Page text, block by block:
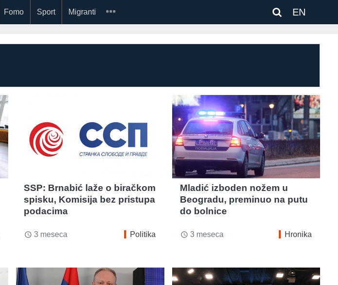
EN
Fomo Sport Migranti
SSP: Brnabić laže o biračkom
spisku, Komisija bez pristupa
podacima
access_time 3 meseca Politika
Mladić izboden nožem u
Beogradu, preminuo na putu
do bolnice
access_time 3 meseca Hronika